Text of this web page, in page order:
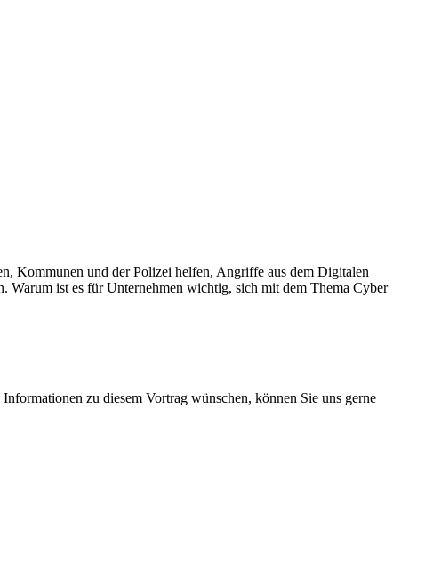
Kommunen und der Polizei helfen, Angriffe aus dem Digitalen
Warum ist es für Unternehmen wichtig, sich mit dem Thema Cyber
zu diesem Vortrag wünschen, können Sie uns gerne